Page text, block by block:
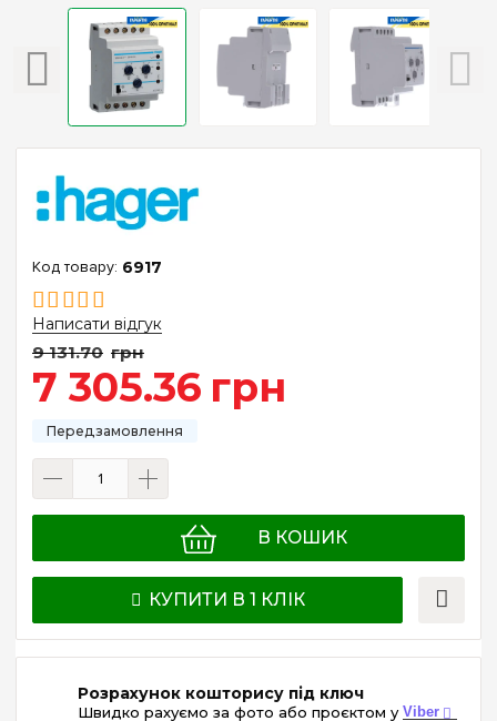
6917
Написати відгук
9 131.70 грн
7 305.36 грн
В КОШИК
КУПИТИ В 1 КЛІК
Розрахунок кошторису під ключ
Швидко рахуємо за фото або проєктом у Viber